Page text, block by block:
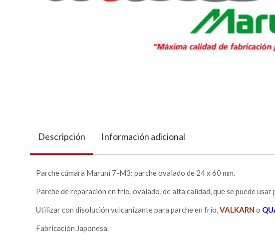
Descripción Información adicional
Parche cámara Maruni 7-M3: parche ovalado de 24 x 60 mm.
Parche de reparación en frío, ovalado, de alta calidad, que se puede
Utilizar con disolución vulcanizante para parche en frío, VALKARN o
Fabricación Japonesa.